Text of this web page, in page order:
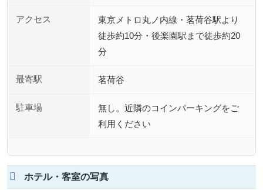
アクセス
東京メトロ丸ノ内線・茗荷谷駅より
徒歩約10分・後楽園駅まで徒歩約20
分
最寄駅 茗荷谷
駐車場
無し。近隣のコインパーキングをご
利用ください
ホテル・客室の写真